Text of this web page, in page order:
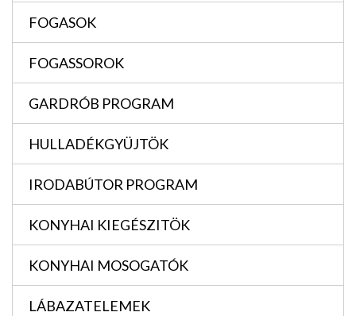
FOGASOK
FOGASSOROK
GARDRÓB PROGRAM
HULLADÉKGYÜJTÖK
IRODABÚTOR PROGRAM
KONYHAI KIEGÉSZITÖK
KONYHAI MOSOGATÓK
LÁBAZATELEMEK